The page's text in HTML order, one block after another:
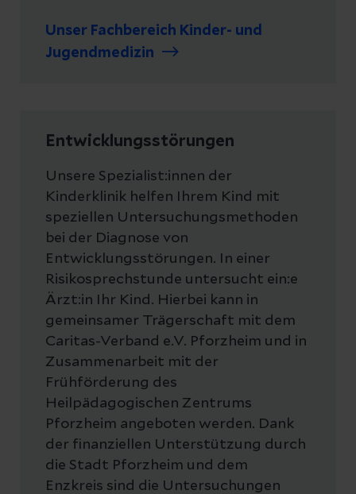
Unser Fachbereich Kinder- und
Jugendmedizin
Entwicklungsstörungen
Unsere Spezialist:innen der
Kinderklinik helfen Ihrem Kind mit
speziellen Untersuchungsmethoden
bei der Diagnose von
Entwicklungsstörungen. In einer
Risikosprechstunde untersucht ein:e
Ärzt:in Ihr Kind. Hierbei kann in
gemeinsamer Trägerschaft mit dem
Caritas-Verband e.V. Pforzheim und in
Zusammenarbeit mit der
Frühförderung des
Heilpädagogischen Zentrums
Pforzheim angeboten werden. Dank
der finanziellen Unterstützung durch
die Stadt Pforzheim und dem
Enzkreis sind die Untersuchungen